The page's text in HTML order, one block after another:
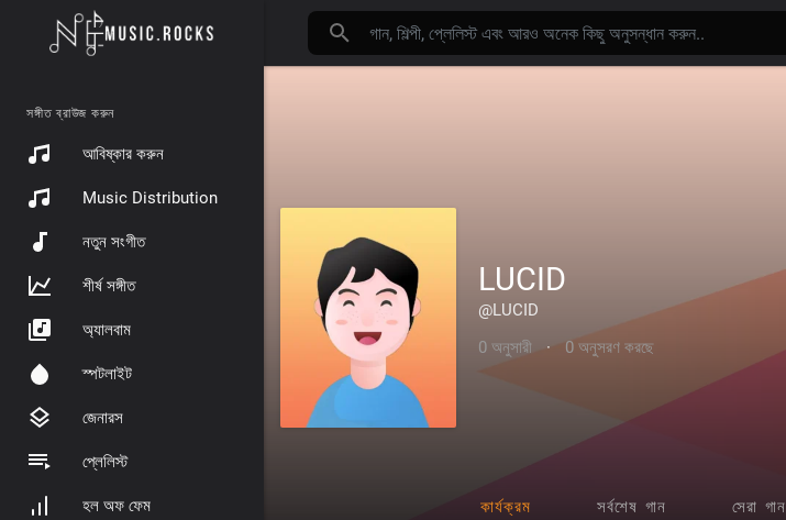
সঙ্গীত ব্রাউজ করুন
আবিষ্কার করুন
Music Distribution
নতুন সংগীত
শীর্ষ সঙ্গীত
অ্যালবাম
স্পটলাইট
জেনারস
প্লেলিস্ট
হল অফ ফেম
LUCID
@LUCID
0 অনুসারী
· 0 অনুসরণ করছে
কার্যক্রম সর্বশেষ গান সেরা গান